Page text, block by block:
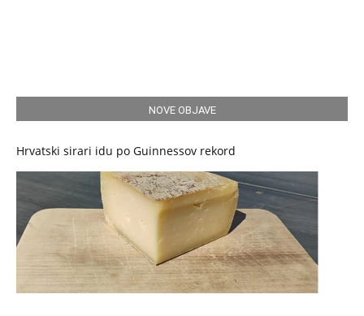
NOVE OBJAVE
Hrvatski sirari idu po Guinnessov rekord